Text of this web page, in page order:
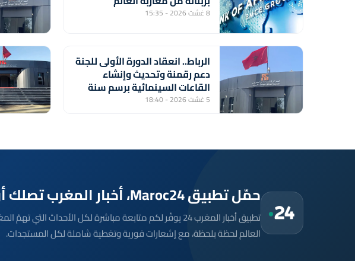
8 غشت 2026 - 15:35
الرباط.. انعقاد الدورة الأولى للجنة
دعم رقمنة وتحديث وإنشاء
القاعات السينمائية برسم سنة
2026
5 غشت 2026 - 18:40
حمّل تطبيق Maroc24، أخبار المغرب تصلك أولاً
تطبيق أخبار المغرب 24 يوفّر لكم متابعة مباشرة لكل الأحداث التي
العالم لحظة بلحظة، مع إشعارات فورية وتغطية شاملة لكل المستجدات.